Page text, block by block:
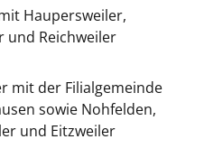
Haupersweiler,
und Reichweiler
mit der Filialgemeinde
sowie Nohfelden,
und Eitzweiler